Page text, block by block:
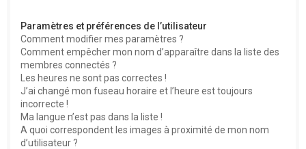
Paramètres et préférences de l’utilisateur
Comment modifier mes paramètres ?
Comment empêcher mon nom d’apparaître dans la liste des
membres connectés ?
Les heures ne sont pas correctes !
J’ai changé mon fuseau horaire et l’heure est toujours
incorrecte !
Ma langue n’est pas dans la liste !
A quoi correspondent les images à proximité de mon nom
d’utilisateur ?